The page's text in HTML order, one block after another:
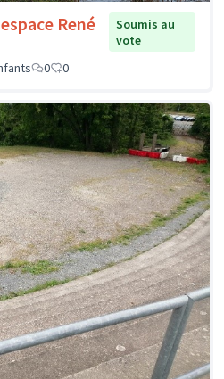
René
Soumis au
vote
0 0